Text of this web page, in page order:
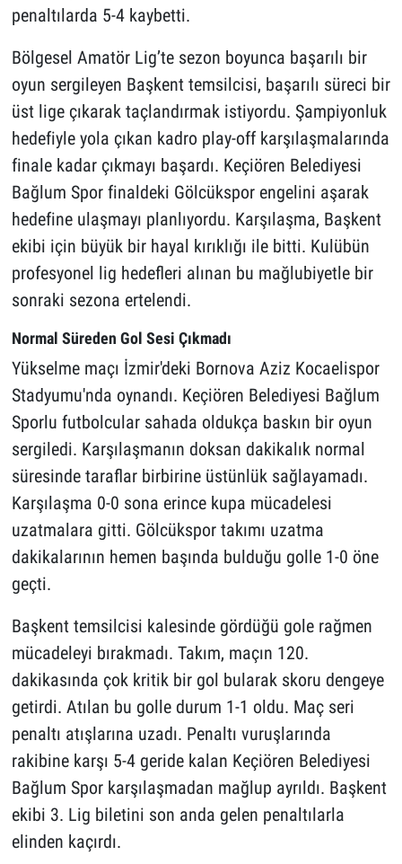
penaltılarda 5-4 kaybetti.
Bölgesel Amatör Lig’te sezon boyunca başarılı bir
oyun sergileyen Başkent temsilcisi, başarılı süreci bir
üst lige çıkarak taçlandırmak istiyordu. Şampiyonluk
hedefiyle yola çıkan kadro play-off karşılaşmalarında
finale kadar çıkmayı başardı. Keçiören Belediyesi
Bağlum Spor finaldeki Gölcükspor engelini aşarak
hedefine ulaşmayı planlıyordu. Karşılaşma, Başkent
ekibi için büyük bir hayal kırıklığı ile bitti. Kulübün
profesyonel lig hedefleri alınan bu mağlubiyetle bir
sonraki sezona ertelendi.
Normal Süreden Gol Sesi Çıkmadı
Yükselme maçı İzmir'deki Bornova Aziz Kocaelispor
Stadyumu'nda oynandı. Keçiören Belediyesi Bağlum
Sporlu futbolcular sahada oldukça baskın bir oyun
sergiledi. Karşılaşmanın doksan dakikalık normal
süresinde taraflar birbirine üstünlük sağlayamadı.
Karşılaşma 0-0 sona erince kupa mücadelesi
uzatmalara gitti. Gölcükspor takımı uzatma
dakikalarının hemen başında bulduğu golle 1-0 öne
geçti.
Başkent temsilcisi kalesinde gördüğü gole rağmen
mücadeleyi bırakmadı. Takım, maçın 120.
dakikasında çok kritik bir gol bularak skoru dengeye
getirdi. Atılan bu golle durum 1-1 oldu. Maç seri
penaltı atışlarına uzadı. Penaltı vuruşlarında
rakibine karşı 5-4 geride kalan Keçiören Belediyesi
Bağlum Spor karşılaşmadan mağlup ayrıldı. Başkent
ekibi 3. Lig biletini son anda gelen penaltılarla
elinden kaçırdı.